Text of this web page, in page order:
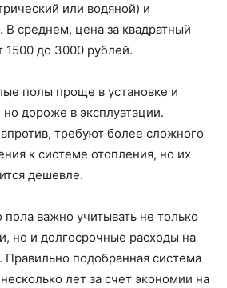
или водяной) и
среднем, цена за квадратный
1500 до 3000 рублей.
полы проще в установке и
дороже в эксплуатации.
требуют более сложного
к системе отопления, но их
дешевле.
важно учитывать не только
но и долгосрочные расходы на
Правильно подобранная система
лет за счет экономии на